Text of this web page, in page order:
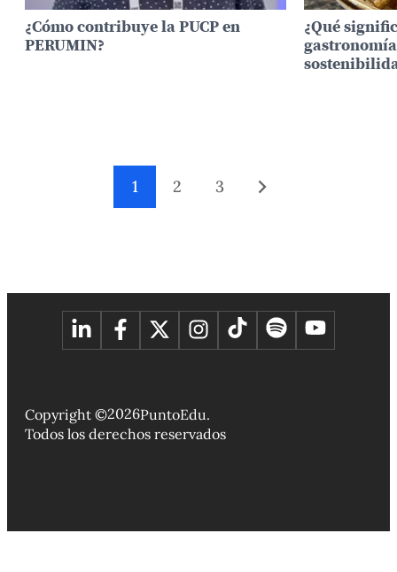
¿Cómo contribuye la PUCP en
PERUMIN?
¿Qué
1 2 3
Copyright ©2026PuntoEdu.
Todos los derechos reservados